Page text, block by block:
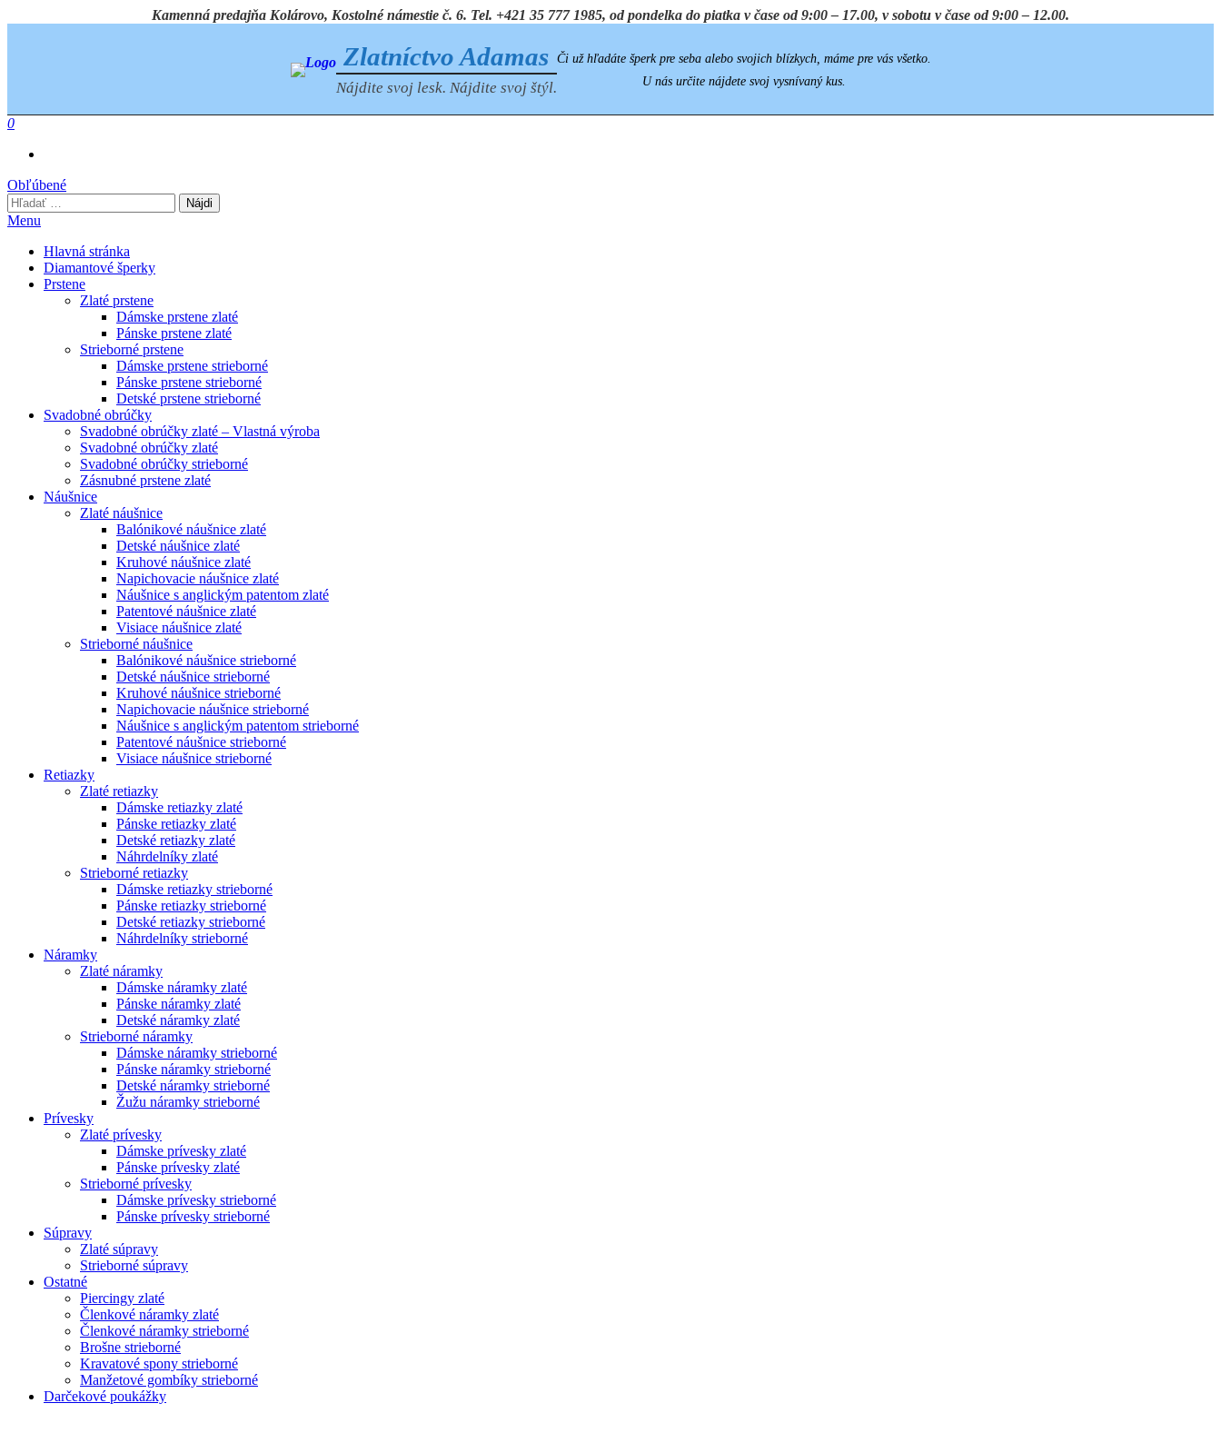
Kamenná predajňa Kolárovo, Kostolné námestie č. 6. Tel. +421 35 777 1985, od pondelka do piatka v čase od 9:00 – 17.00, v sobotu v čase od 9:00 – 12.00.
Zlatníctvo Adamas
Nájdite svoj lesk. Nájdite svoj štýl.
Či už hľadáte šperk pre seba alebo svojich blízkych, máme pre vás všetko.
U nás určite nájdete svoj vysnívaný kus.
0
Obľúbené
Hľadať:
Menu
Hlavná stránka
Diamantové šperky
Prstene
Zlaté prstene
Dámske prstene zlaté
Pánske prstene zlaté
Strieborné prstene
Dámske prstene strieborné
Pánske prstene strieborné
Detské prstene strieborné
Svadobné obrúčky
Svadobné obrúčky zlaté – Vlastná výroba
Svadobné obrúčky zlaté
Svadobné obrúčky strieborné
Zásnubné prstene zlaté
Náušnice
Zlaté náušnice
Balónikové náušnice zlaté
Detské náušnice zlaté
Kruhové náušnice zlaté
Napichovacie náušnice zlaté
Náušnice s anglickým patentom zlaté
Patentové náušnice zlaté
Visiace náušnice zlaté
Strieborné náušnice
Balónikové náušnice strieborné
Detské náušnice strieborné
Kruhové náušnice strieborné
Napichovacie náušnice strieborné
Náušnice s anglickým patentom strieborné
Patentové náušnice strieborné
Visiace náušnice strieborné
Retiazky
Zlaté retiazky
Dámske retiazky zlaté
Pánske retiazky zlaté
Detské retiazky zlaté
Náhrdelníky zlaté
Strieborné retiazky
Dámske retiazky strieborné
Pánske retiazky strieborné
Detské retiazky strieborné
Náhrdelníky strieborné
Náramky
Zlaté náramky
Dámske náramky zlaté
Pánske náramky zlaté
Detské náramky zlaté
Strieborné náramky
Dámske náramky strieborné
Pánske náramky strieborné
Detské náramky strieborné
Žužu náramky strieborné
Prívesky
Zlaté prívesky
Dámske prívesky zlaté
Pánske prívesky zlaté
Strieborné prívesky
Dámske prívesky strieborné
Pánske prívesky strieborné
Súpravy
Zlaté súpravy
Strieborné súpravy
Ostatné
Piercingy zlaté
Členkové náramky zlaté
Členkové náramky strieborné
Brošne strieborné
Kravatové spony strieborné
Manžetové gombíky strieborné
Darčekové poukážky